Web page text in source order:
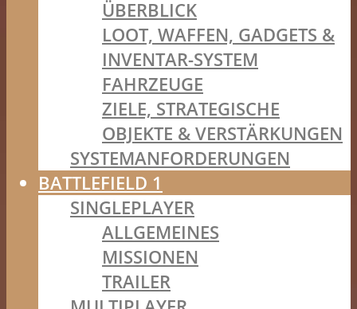
ÜBERBLICK
LOOT, WAFFEN, GADGETS &
INVENTAR-SYSTEM
FAHRZEUGE
ZIELE, STRATEGISCHE
OBJEKTE & VERSTÄRKUNGEN
SYSTEMANFORDERUNGEN
BATTLEFIELD 1
SINGLEPLAYER
ALLGEMEINES
MISSIONEN
TRAILER